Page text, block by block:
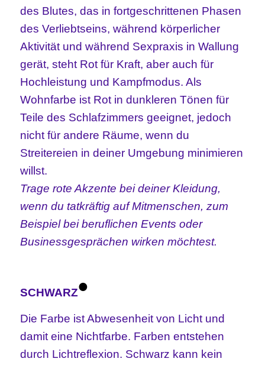
des Blutes, das in fortgeschrittenen Phasen
des Verliebtseins, während körperlicher
Aktivität und während Sexpraxis in Wallung
gerät, steht Rot für Kraft, aber auch für
Hochleistung und Kampfmodus. Als
Wohnfarbe ist Rot in dunkleren Tönen für
Teile des Schlafzimmers geeignet, jedoch
nicht für andere Räume, wenn du
Streitereien in deiner Umgebung minimieren
willst.
Trage rote Akzente bei deiner Kleidung,
wenn du tatkräftig auf Mitmenschen, zum
Beispiel bei beruflichen Events oder
Businessgesprächen wirken möchtest.
SCHWARZ•
Die Farbe ist Abwesenheit von Licht und
damit eine Nichtfarbe. Farben entstehen
durch Lichtreflexion. Schwarz kann kein